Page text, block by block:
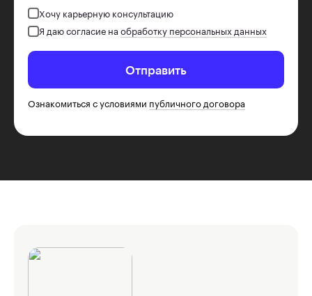
Хочу карьерную консультацию
Я даю согласие на обработку персональных данных
Отправить
Ознакомиться с условиями публичного договора